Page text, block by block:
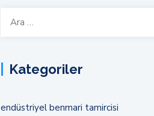
Arama:
Kategoriler
endüstriyel benmari tamircisi